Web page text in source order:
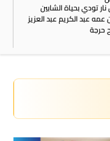
تودي بحياة الشابين
عبد الكريم عبد العزيز
حرجة